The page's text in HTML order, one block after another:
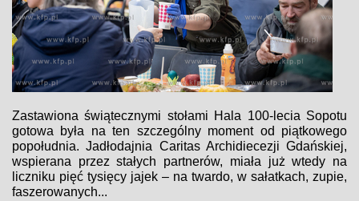
Zastawiona świątecznymi stołami Hala 100-lecia Sopotu
gotowa była na ten szczególny moment od piątkowego
popołudnia. Jadłodajnia Caritas Archidiecezji Gdańskiej,
wspierana przez stałych partnerów, miała już wtedy na
liczniku pięć tysięcy jajek – na twardo, w sałatkach, zupie,
faszerowanych...